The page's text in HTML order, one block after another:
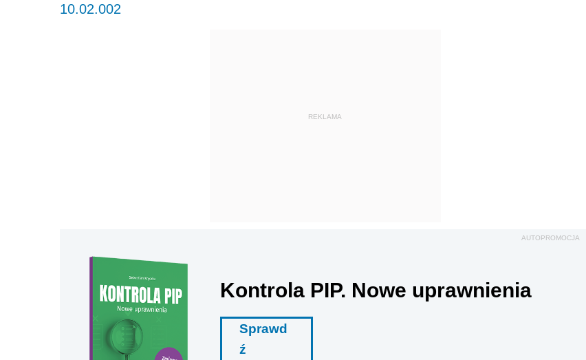
10.02.002
REKLAMA
AUTOPROMOCJA
Kontrola PIP. Nowe uprawnienia
Sprawd
ź